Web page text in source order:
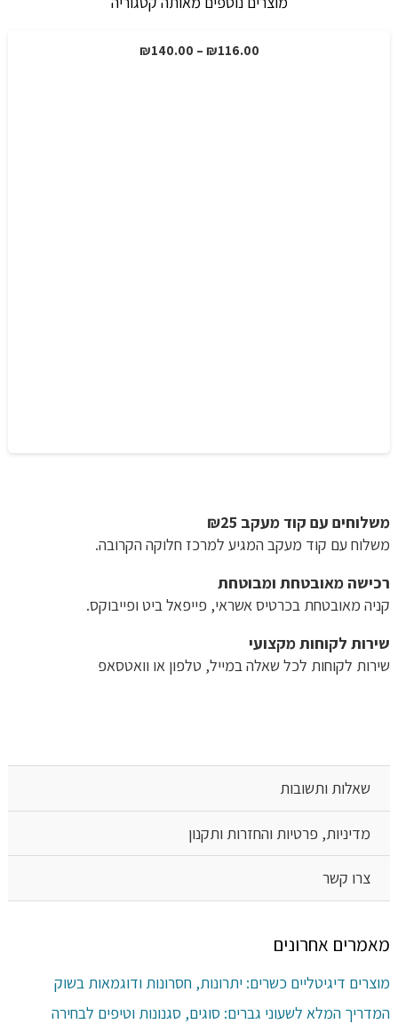
₪116.00
–
₪140.00
משלוחים עם קוד מעקב ₪25
משלוח​ עם קוד מעקב המגיע למרכז חלוקה הקרובה.
רכישה​ ​מאובטחת ומבוטחת
קניה מאובטחת בכרטיס אשראי, פייפאל ביט ופייבוקס.
שירות לקוחות מקצועי
שירות לקוחות לכל שאלה במייל, טלפון או וואטסאפ
שאלות ותשובות
מדיניות, פרטיות והחזרות ותקנון
צרו קשר
מאמרים אחרונים
מוצרים דיגיטליים כשרים: יתרונות, חסרונות ודוגמאות בשוק
המדריך המלא לשעוני גברים: סוגים, סגנונות וטיפים לבחירה